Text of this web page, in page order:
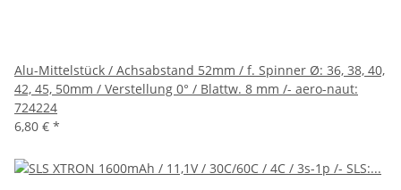
Alu-Mittelstück / Achsabstand 52mm / f. Spinner Ø: 36, 38, 40,
42, 45, 50mm / Verstellung 0° / Blattw. 8 mm /- aero-naut:
724224
6,80 € *